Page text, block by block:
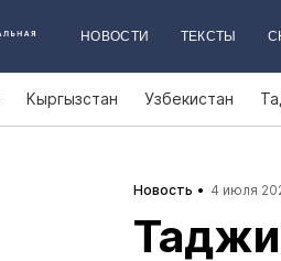
НОВОСТИ ТЕКСТЫ
Кыргызстан Узбекистан
Новость 4 июля